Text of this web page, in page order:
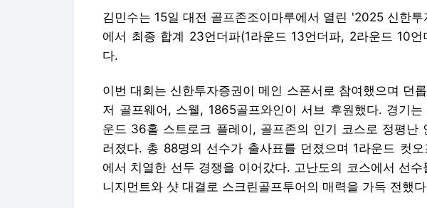
김민수는 15일 대전 골프존조이마루에서 열린 '2025 신한
에서 최종 합계 23언더파(1라운드 13언더파, 2라운드 10
다.
이번 대회는 신한투자증권이 메인 스폰서로 참여했으며 던
저 골프웨어, 스웰, 1865골프와인이 서브 후원했다. 경기
운드 36홀 스트로크 플레이, 골프존의 인기 코스로 정평난
러졌다. 총 88명의 선수가 출사표를 던졌으며 1라운드 컷
에서 치열한 선두 경쟁을 이어갔다. 고난도의 코스에서 선
니지먼트와 샷 대결로 스크린골프투어의 매력을 가득 전했